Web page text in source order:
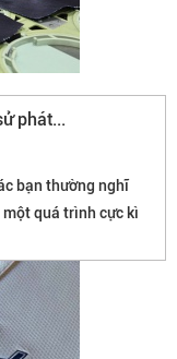
phát...
bạn thường nghĩ
quá trình cực kì